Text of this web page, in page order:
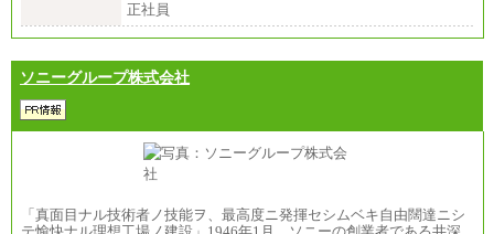
正社員
ソニーグループ株式会社
「真面目ナル技術者ノ技能ヲ、最高度ニ発揮セシムベキ自由闊達ニシ